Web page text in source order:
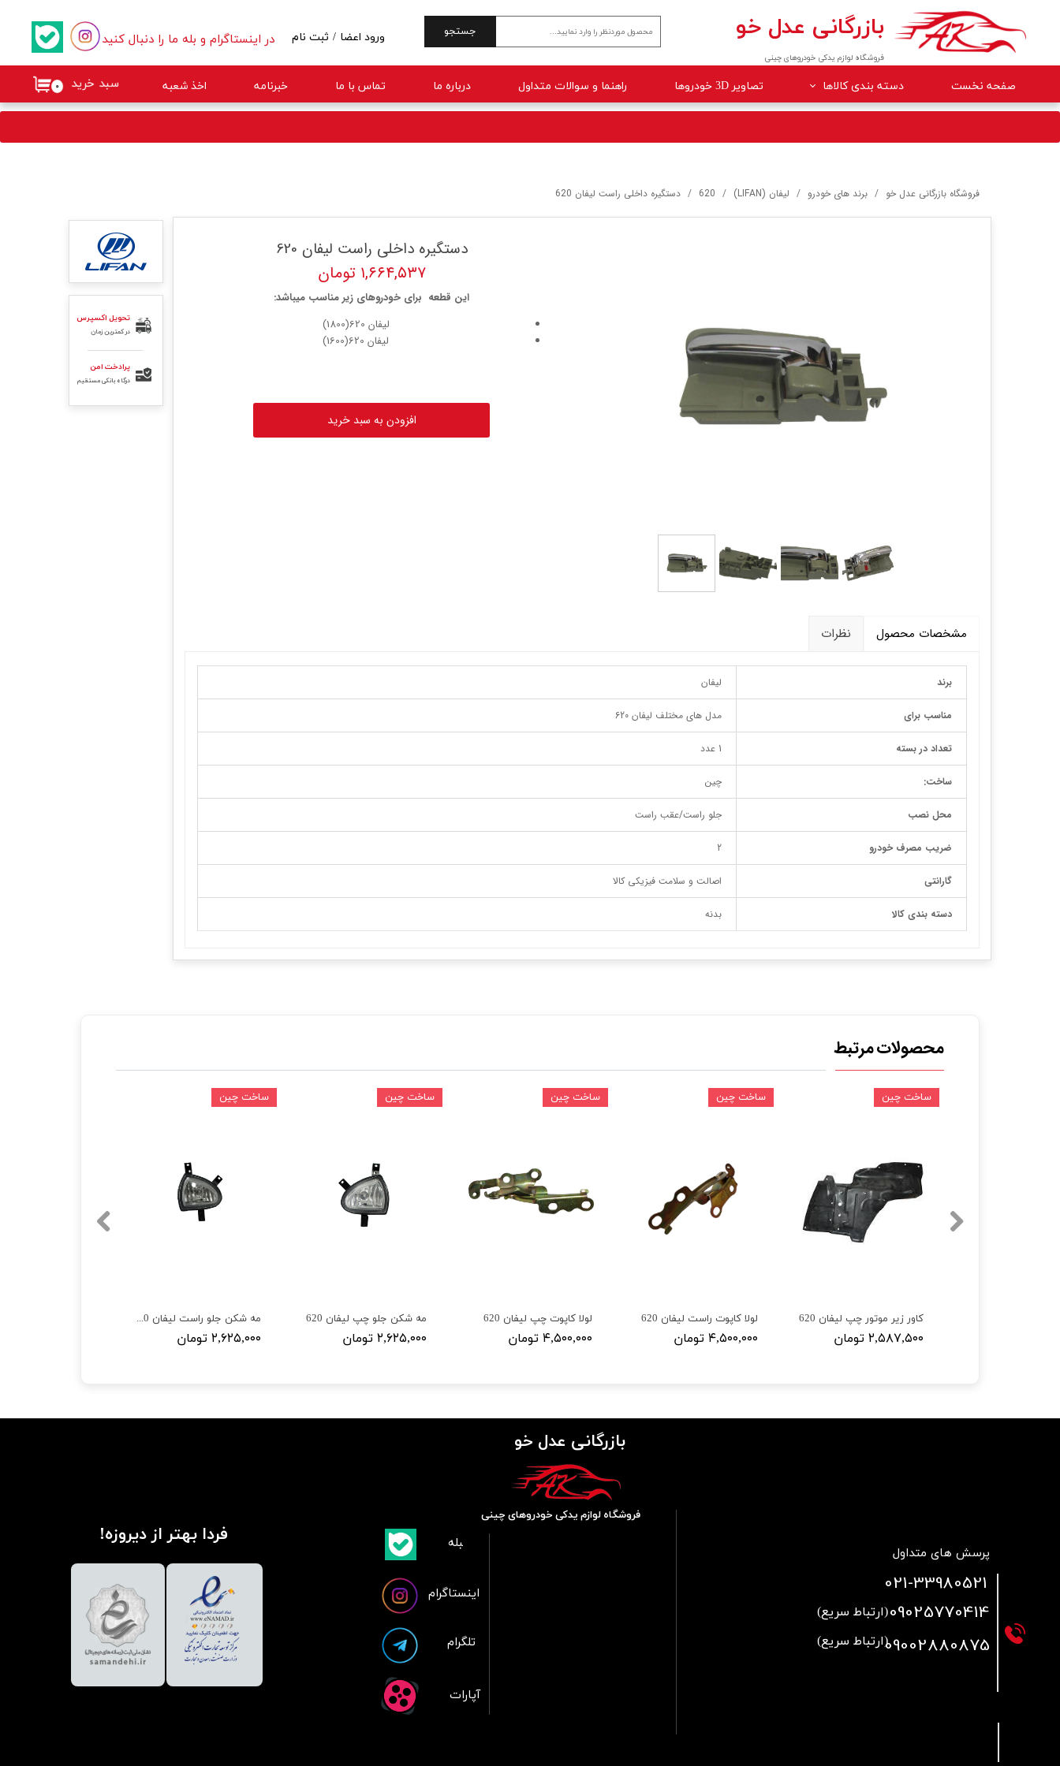
فروشگاه لوازم یدکی خودروهای چینی
بازرگانی عدل خو جستجو
صفحه نخست دسته بندی کالاها
برقی
لوازم مصرفی خودرو
قالپاق، رینگ و لاستیک
اکسسوری, لوازم جانبی ,تزِیینات
تصاویر 3D خودروها راهنما و سوالات متداول درباره ما تماس با ما خبرنامه اخذ شعبه ۰ سبد خرید
در اینستاگرام و بله ما را دنبال کنید ورود اعضا / ثبت نام
تغییر گذر واژه
فروشگاه بازرگانی عدل خو برند های خودرو لیفان (LIFAN) 620 دستگیره داخلی راست لیفان 620
دستگیره داخلی راست لیفان 620
۱,۶۶۴,۵۳۷ تومان
این قطعه برای خودروهای زیر مناسب میباشد:
لیفان 620(1800)
لیفان 620(1600)
افزودن به سبد خرید
مشخصات محصول نظرات
برند لیفان
مناسب برای مدل های مختلف لیفان 620
تعداد در بسته 1 عدد
ساخت: چین
محل نصب جلو راست/عقب راست
ضریب مصرف خودرو 2
گارانتی اصالت و سلامت فیزیکی کالا
دسته بندی کالا بدنه
تحویل اکسپرس
در کمترین زمان
پرادخت امن
درگاه بانکی مستقیم
محصولات مرتبط
مه شکن جلو راست لیفان 620
۲,۶۲۵,۰۰۰ تومان
ساخت چین
مه شکن جلو چپ لیفان 620
۲,۶۲۵,۰۰۰ تومان
ساخت چین
لولا کاپوت چپ لیفان 620
۴,۵۰۰,۰۰۰ تومان
ساخت چین
لولا کاپوت راست لیفان 620
۴,۵۰۰,۰۰۰ تومان
ساخت چین
کاور زیر موتور چپ لیفان 620
۲,۵۸۷,۵۰۰ تومان
ساخت چین
پرسش های متداول
021-33980521
09025770414(ارتباط سریع)
09002880875(ارتباط سریع)
بازرگانی عدل خو
فردا بهتر از دیروزه!
فروشگاه لوازم یدکی خودروهای چینی
آپارات
تلگرام
اینستاگرام
​بلبله​​​​​​​بله